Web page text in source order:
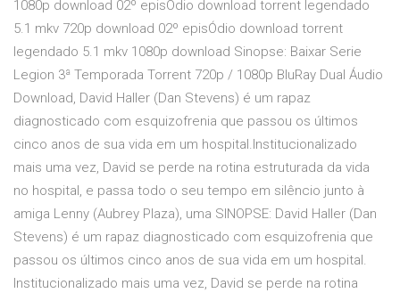
1080p download 02º episÓdio download torrent legendado
5.1 mkv 720p download 02º episÓdio download torrent
legendado 5.1 mkv 1080p download Sinopse: Baixar Serie
Legion 3ª Temporada Torrent 720p / 1080p BluRay Dual Áudio
Download, David Haller (Dan Stevens) é um rapaz
diagnosticado com esquizofrenia que passou os últimos
cinco anos de sua vida em um hospital.Institucionalizado
mais uma vez, David se perde na rotina estruturada da vida
no hospital, e passa todo o seu tempo em silêncio junto à
amiga Lenny (Aubrey Plaza), uma SINOPSE: David Haller (Dan
Stevens) é um rapaz diagnosticado com esquizofrenia que
passou os últimos cinco anos de sua vida em um hospital.
Institucionalizado mais uma vez, David se perde na rotina